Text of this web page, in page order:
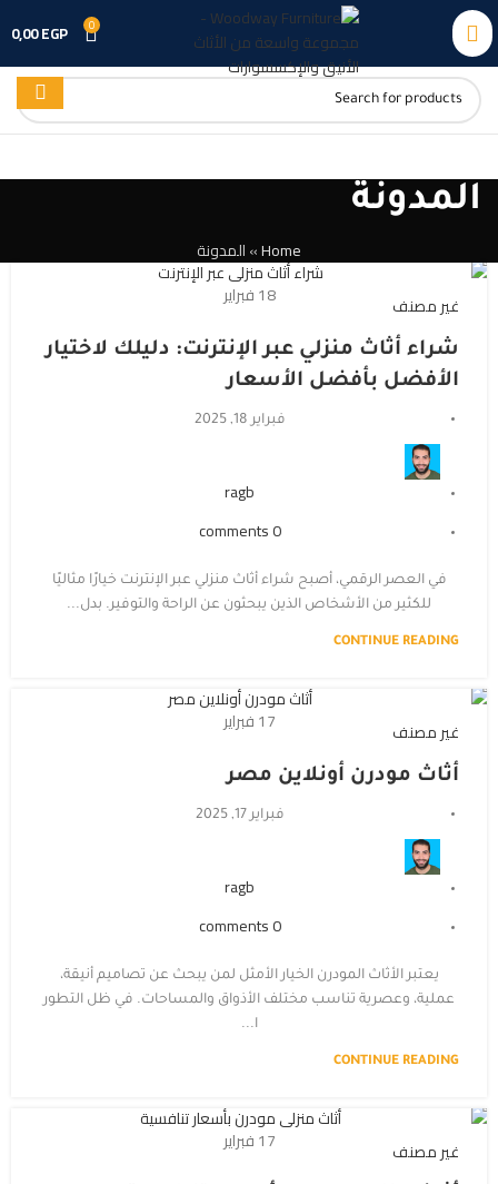
0
0,00EGP
المدونة
Home
»المدونة
18فبراير غير مصنف
شراء أثاث منزلي عبر الإنترنت: دليلك لاختيار
الأفضل بأفضل الأسعار
فبراير 18, 2025
ragb
0
comments
في العصر الرقمي، أصبح شراء أثاث منزلي عبر الإنترنت خيارًا مثاليًا
للكثير من الأشخاص الذين يبحثون عن الراحة والتوفير. بدل...
CONTINUE READING
17فبراير غير مصنف
أثاث مودرن أونلاين مصر
فبراير 17, 2025
ragb
0
comments
يعتبر الأثاث المودرن الخيار الأمثل لمن يبحث عن تصاميم أنيقة،
عملية، وعصرية تناسب مختلف الأذواق والمساحات. في ظل التطور
ا...
CONTINUE READING
17فبراير غير مصنف